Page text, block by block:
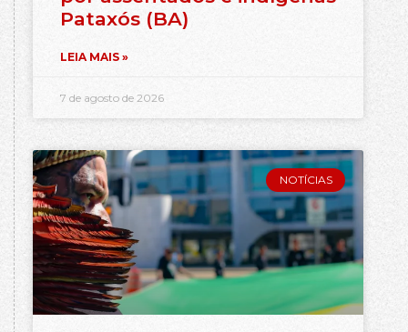
Pataxós (BA)
LEIA MAIS »
7 de agosto de 2026
NOTÍCIAS